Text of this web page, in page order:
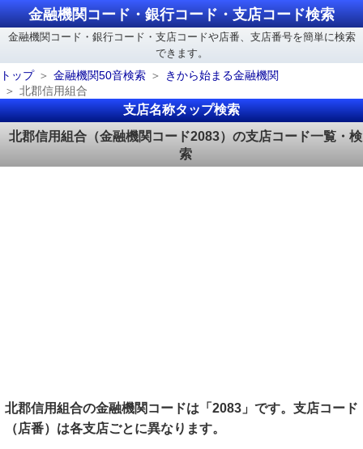
金融機関コード・銀行コード・支店コード検索
金融機関コード・銀行コード・支店コードや店番、支店番号を簡単に検索
できます。
トップ
金融機関50音検索
きから始まる金融機関
北郡信用組合
支店名称タップ検索
北郡信用組合（金融機関コード2083）の支店コード一覧・検
索
北郡信用組合の金融機関コードは「2083」です。支店コード
（店番）は各支店ごとに異なります。